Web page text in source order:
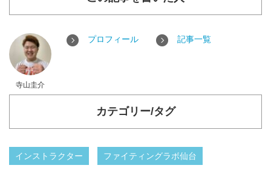
寺山圭介
プロフィール 記事一覧
カテゴリー/タグ
インストラクター ファイティングラボ仙台